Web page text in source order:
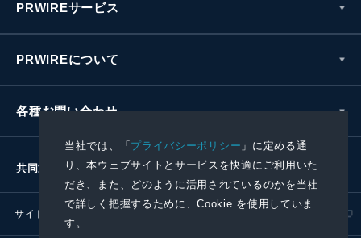
当社では、「プライバシーポリシー 」に定める通
り、本ウェブサイトとサービスを快適にご利用いた
だき、また、どのように活用されているのかを当社
で詳しく把握するために、Cookie を使用していま
す。
PRWIREサービス
PRWIREについて
各種お問い合わせ
共同通信社グループ
サイトポリシー